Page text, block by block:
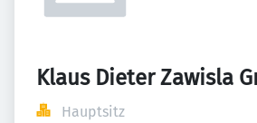
Klaus Dieter Zawisla
Hauptsitz